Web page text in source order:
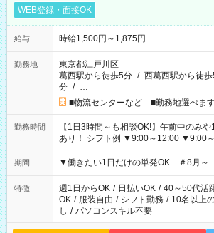
WEB登録・面接OK
給与 時給1,500円～1,875円
勤務地
東京都江戸川区
葛西駅から徒歩5分 / 西葛西駅から徒
分 / …
■物流センターなど ■勤務地選べま
勤務時間
【1日3時間～も相談OK!】午前中のみ
あり！ シフト例 ▼9:00～12:00 ▼9:00～17:00 ▼10:00～19:00
▼18:00～21:00
期間 ▼働きたい1日だけの単発OK ＃8月～
特徴 週1日からOK / 日払いOK / 40～50代活
OK / 服装自由 / シフト勤務 / 10名以上
し / パソコンスキル不要